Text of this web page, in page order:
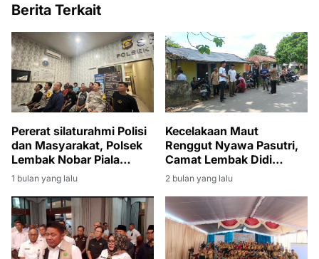
Berita Terkait
Pererat silaturahmi Polisi
dan Masyarakat, Polsek
Lembak Nobar Piala
Dunia 2026
1 bulan yang lalu
Kecelakaan Maut
Renggut Nyawa Pasutri,
Camat Lembak Didi
Haryanto Turut Berduka
dan Melayat
2 bulan yang lalu